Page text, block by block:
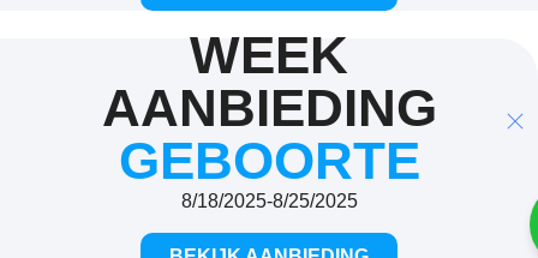
WEEK
AANBIEDING
GEBOORTE
8/18/2025-8/25/2025